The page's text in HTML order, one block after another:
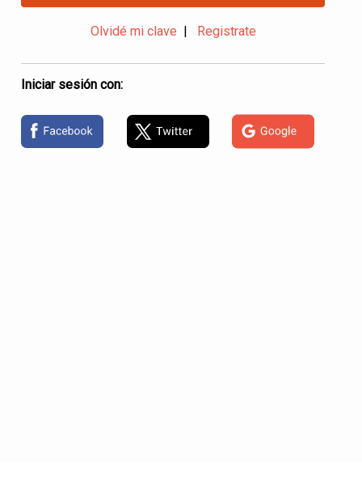
Olvidé mi clave Registrate
Iniciar sesión con: